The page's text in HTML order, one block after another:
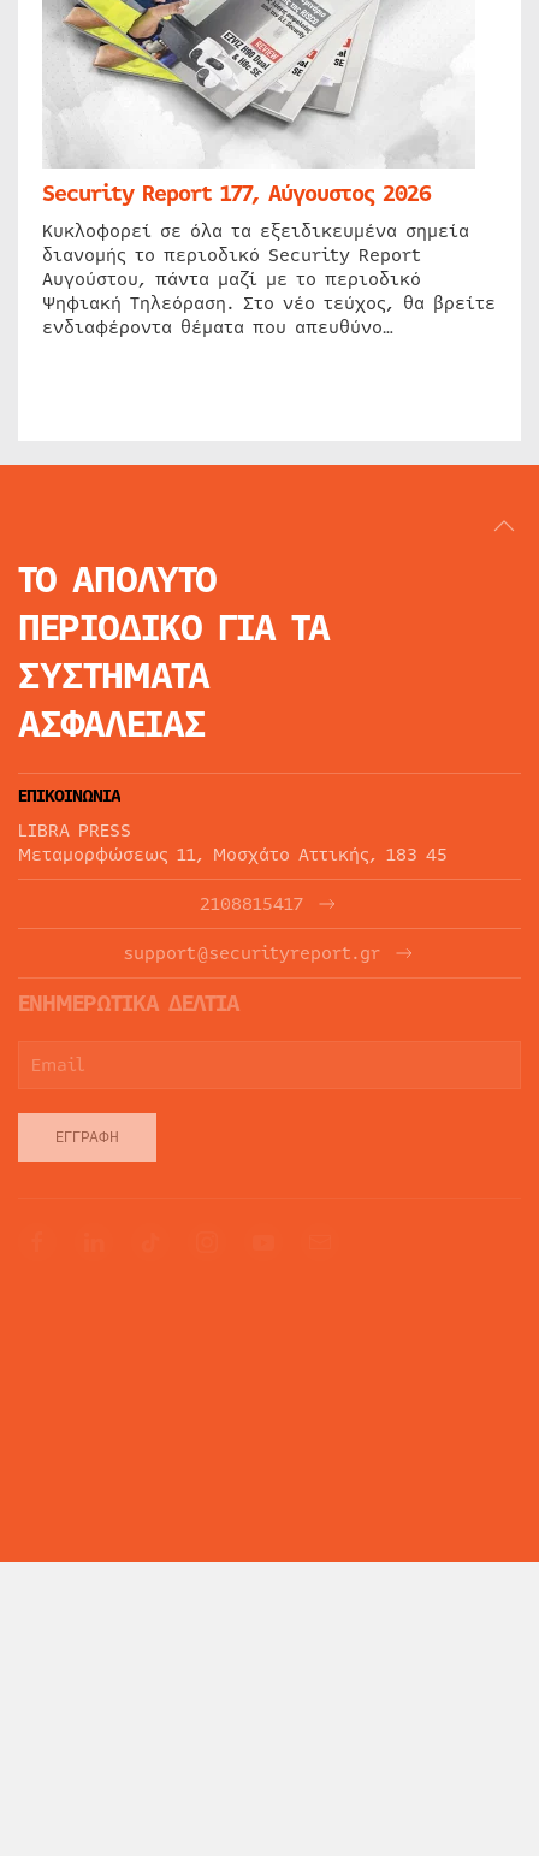
Security Report 177, Αύγουστος 2026
Κυκλοφορεί σε όλα τα εξειδικευμένα σημεία
διανομής το περιοδικό Security Report
Αυγούστου, πάντα μαζί με το περιοδικό
Ψηφιακή Τηλεόραση. Στο νέο τεύχος, θα βρείτε
ενδιαφέροντα θέματα που απευθύνο…
ΤΟ ΑΠΟΛΥΤΟ
ΠΕΡΙΟΔΙΚΟ ΓΙΑ ΤΑ
ΣΥΣΤΗΜΑΤΑ
ΑΣΦΑΛΕΙΑΣ
ΕΠΙΚΟΙΝΩΝΙΑ
LIBRA PRESS
Μεταμορφώσεως 11, Μοσχάτο Αττικής, 183 45
2108815417
support@securityreport.gr
ΕΝΗΜΕΡΩΤΙΚΑ ΔΕΛΤΙΑ
ΕΓΓΡΑΦΉ